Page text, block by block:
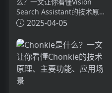
Search Assistant的技术原
理、主要功能、应用场景
2025-04-05